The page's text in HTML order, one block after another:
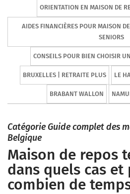
ORIENTATION EN MAISON DE
AIDES FINANCIÈRES POUR MAISON
SENIORS
CONSEILS POUR BIEN CHOISIR
BRUXELLES | RETRAITE PLUS LE
BRABANT WALLON
Catégorie Guide complet des
Belgique
Maison de repos
dans quels cas et
combien de